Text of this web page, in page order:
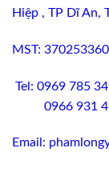
Hiệp , TP Dĩ An,
MST:
Tel: 0969 785
0966 931
Email: